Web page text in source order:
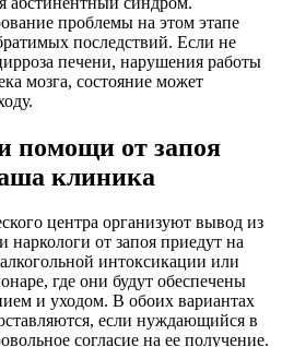
проблемы на этом этапе
последствий. Если не
печени, нарушения работы
мозга, состояние может
помощи от запоя
клиника
центра организуют вывод из
наркологи от запоя приедут на
интоксикации или
где они будут обеспечены
и уходом. В обоих вариантах
если нуждающийся в
согласие на ее получение.